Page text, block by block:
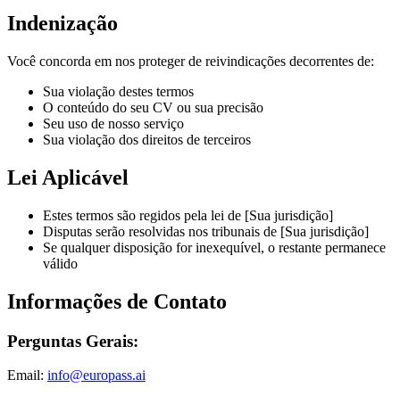
Indenização
Você concorda em nos proteger de reivindicações decorrentes de:
Sua violação destes termos
O conteúdo do seu CV ou sua precisão
Seu uso de nosso serviço
Sua violação dos direitos de terceiros
Lei Aplicável
Estes termos são regidos pela lei de [Sua jurisdição]
Disputas serão resolvidas nos tribunais de [Sua jurisdição]
Se qualquer disposição for inexequível, o restante permanece
válido
Informações de Contato
Perguntas Gerais:
Email: info@europass.ai